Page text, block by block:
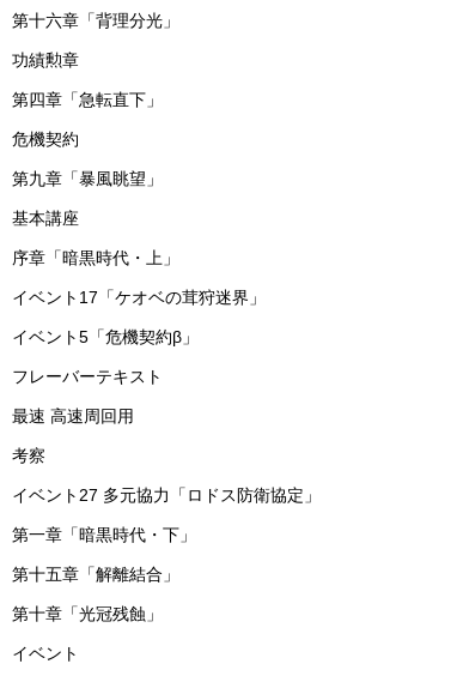
第十六章「背理分光」
功績勲章
第四章「急転直下」
危機契約
第九章「暴風眺望」
基本講座
序章「暗黒時代・上」
イベント17「ケオベの茸狩迷界」
イベント5「危機契約β」
フレーバーテキスト
最速 高速周回用
考察
イベント27 多元協力「ロドス防衛協定」
第一章「暗黒時代・下」
第十五章「解離結合」
第十章「光冠残蝕」
イベント